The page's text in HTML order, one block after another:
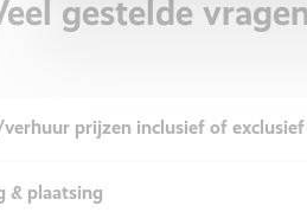
gestelde
prijzen inclusief of
& plaatsing